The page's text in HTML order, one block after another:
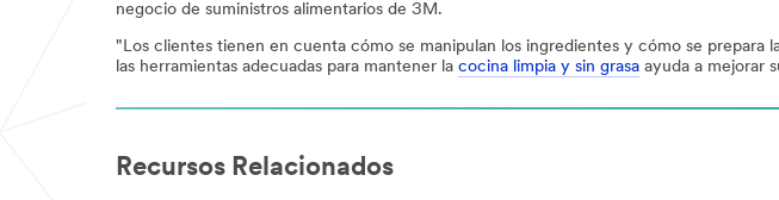
negocio de suministros alimentarios de 3M.
"Los clientes tienen en cuenta cómo se manipulan los ingredientes y cómo se
las herramientas adecuadas para mantener la cocina limpia y sin grasa ayuda a mejorar
Recursos Relacionados